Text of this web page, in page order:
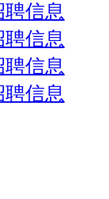
信息
信息
信息
信息